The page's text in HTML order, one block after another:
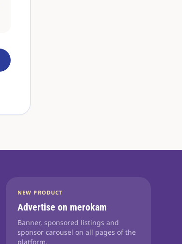
NEW PRODUCT
Advertise on merokam
Banner, sponsored listings and
sponsor carousel on all pages of the
platform.